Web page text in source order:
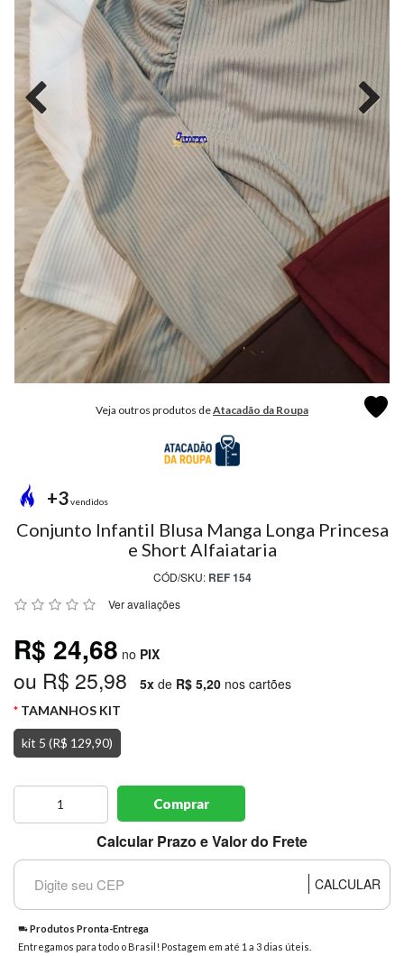
MODA
FITNESS
GRIFE
MODA
INFANTIL
MODA
MODA
INVERNO
MODA
MASCULINA
PLUS
SIZE
ÚNICO
PROMOÇÕES
MARCAS
CENTRAL
ATENDIMENTO
WhatsApp
Envie-
nos uma
mensagem
Veja outros produtos deAtacadão da Roupa
+3vendidos
Conjunto Infantil Blusa Manga Longa Princesa
e Short Alfaiataria
CÓD/SKU: REF 154
Ver avaliações
R$ 24,68 no PIX
ou R$ 25,98 5x de R$ 5,20 nos cartões
TAMANHOS KIT
kit 5 (R$ 129,90)
Comprar
Calcular Prazo e Valor do Frete
CALCULAR
Produtos Pronta-Entrega
Entregamos para todo o Brasil! Postagem em até 1 a 3 dias úteis.